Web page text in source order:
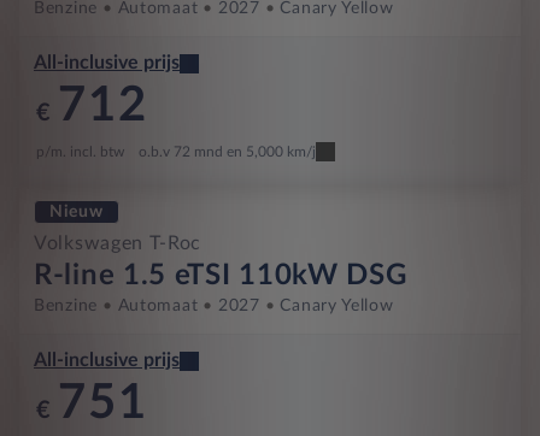
Benzine Automaat 2027 Canary Yellow
All-inclusive prijs
€ 712
p/m. incl. btw o.b.v 72 mnd en 5,000 km/j
Nieuw
Volkswagen T-Roc
R-line 1.5 eTSI 110kW DSG
Benzine Automaat 2027 Canary Yellow
All-inclusive prijs
€ 751